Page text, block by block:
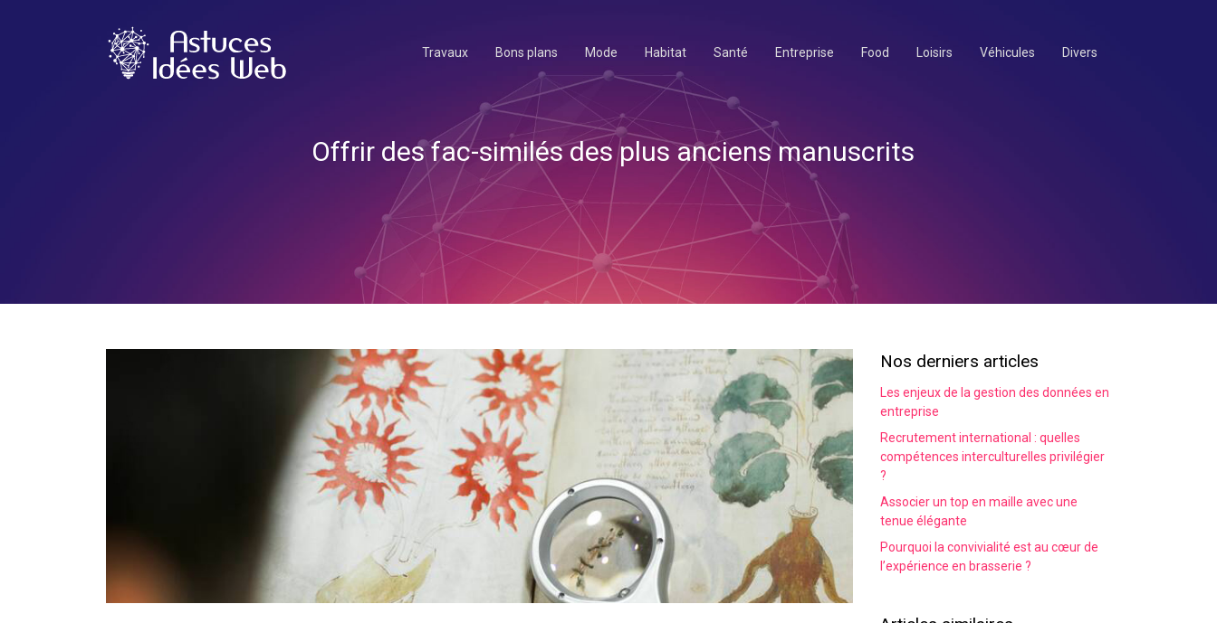
Travaux Bons plans Mode Habitat Santé Entreprise Food Loisirs Véhicules Divers
Offrir des fac-similés des plus anciens manuscrits
Nos derniers articles
Les enjeux de la gestion des données en
entreprise
Recrutement international : quelles
compétences interculturelles privilégier
?
Associer un top en maille avec une
tenue élégante
Pourquoi la convivialité est au cœur de
l’expérience en brasserie ?